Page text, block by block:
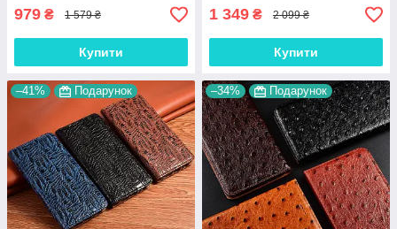
979 ₴ 1 579 ₴
Купити
1 349 ₴ 2 099 ₴
Купити
–41% Подарунок –34% Подарунок